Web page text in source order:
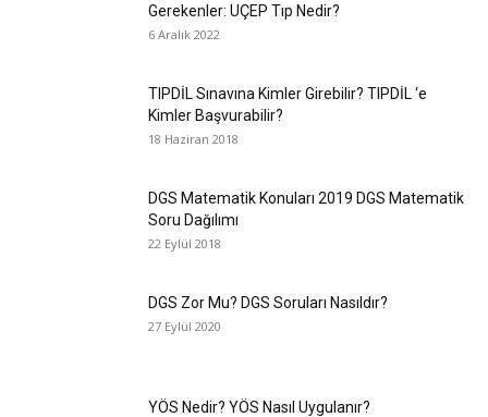
Gerekenler: UÇEP Tıp Nedir?
6 Aralık 2022
TIPDİL Sınavına Kimler Girebilir? TIPDİL ‘e
Kimler Başvurabilir?
18 Haziran 2018
DGS Matematik Konuları 2019 DGS Matematik
Soru Dağılımı
22 Eylül 2018
DGS Zor Mu? DGS Soruları Nasıldır?
27 Eylül 2020
YÖS Nedir? YÖS Nasıl Uygulanır?